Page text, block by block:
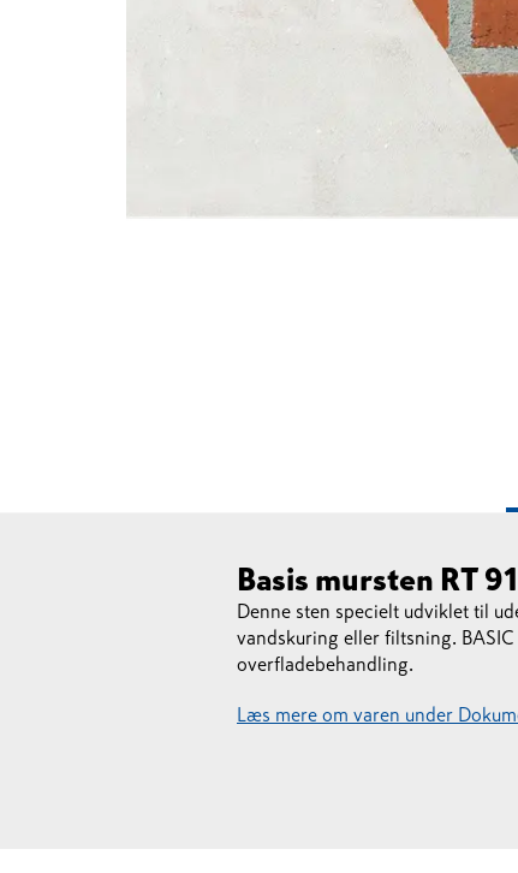
Basis mursten RT
Denne sten specielt udviklet til
vandskuring eller filtsning.
overfladebehandling.
Læs mere om varen under